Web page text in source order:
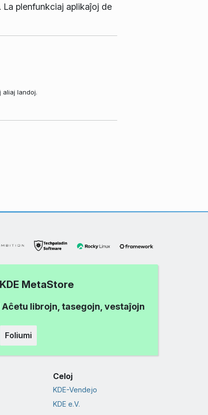
plenfunkciaj aplikaĵoj de
aliaj landoj.
MetaStore
Aĉetu librojn, tasegojn, vestaĵojn
Foliumi
Celoj
KDE-Vendejo
KDE e.V.